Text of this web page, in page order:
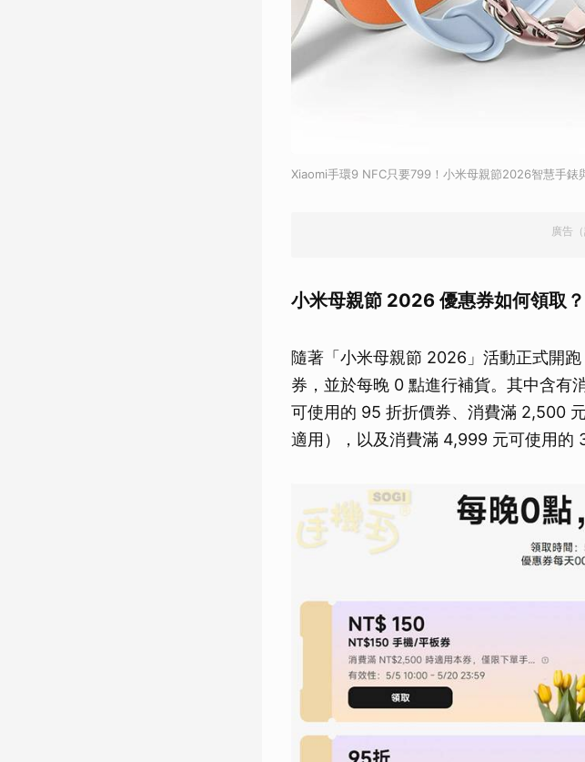
Xiaomi手環9 NFC只要799！小米母親節2026智慧手錶
廣告
小米母親節 2026 優惠券如何領取？
隨著「小米母親節 2026」活動正式開
券，並於每晚 0 點進行補貨。其中含有
可使用的 95 折折價券、消費滿 2,500
適用），以及消費滿 4,999 元可使用的